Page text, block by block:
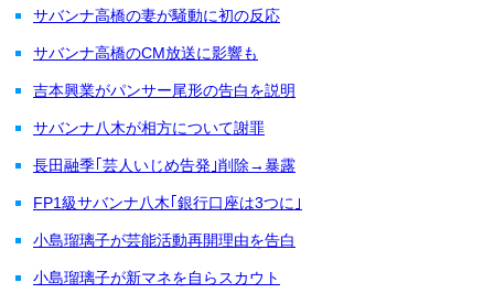
サバンナ高橋の妻が騒動に初の反応
サバンナ高橋のCM放送に影響も
吉本興業がパンサー尾形の告白を説明
サバンナ八木が相方について謝罪
長田融季｢芸人いじめ告発｣削除→暴露
FP1級サバンナ八木｢銀行口座は3つに｣
小島瑠璃子が芸能活動再開理由を告白
小島瑠璃子が新マネを自らスカウト